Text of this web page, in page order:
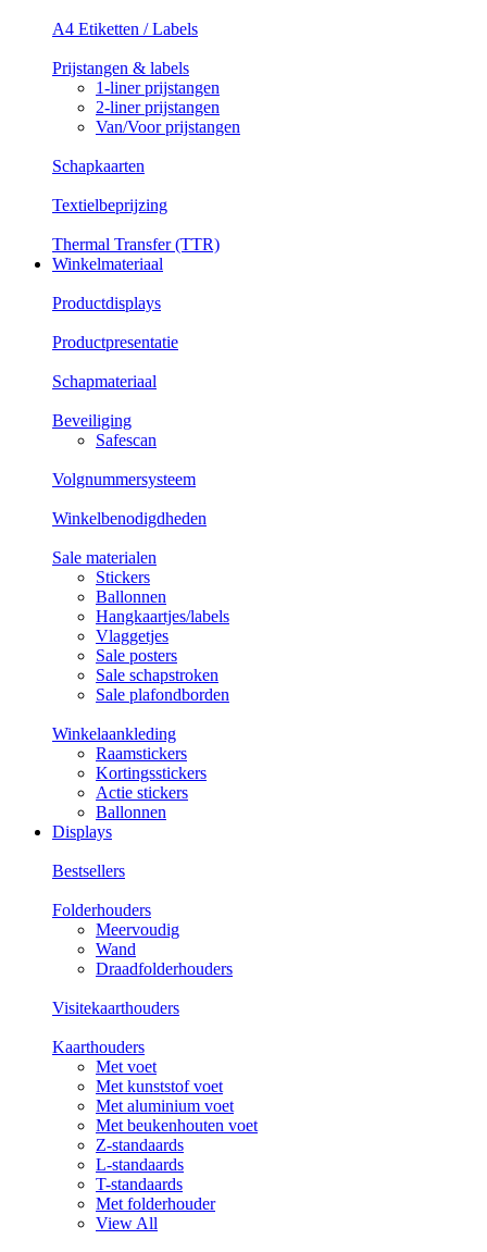
A4 Etiketten / Labels
Prijstangen & labels
1-liner prijstangen
2-liner prijstangen
Van/Voor prijstangen
Schapkaarten
Textielbeprijzing
Thermal Transfer (TTR)
Winkelmateriaal
Productdisplays
Productpresentatie
Schapmateriaal
Beveiliging
Safescan
Volgnummersysteem
Winkelbenodigdheden
Sale materialen
Stickers
Ballonnen
Hangkaartjes/labels
Vlaggetjes
Sale posters
Sale schapstroken
Sale plafondborden
Winkelaankleding
Raamstickers
Kortingsstickers
Actie stickers
Ballonnen
Displays
Bestsellers
Folderhouders
Meervoudig
Wand
Draadfolderhouders
Visitekaarthouders
Kaarthouders
Met voet
Met kunststof voet
Met aluminium voet
Met beukenhouten voet
Z-standaards
L-standaards
T-standaards
Met folderhouder
View All